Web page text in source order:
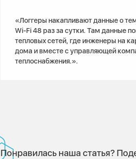
«Логгеры накапливают данные о
Wi-Fi 48 раз за сутки. Там данные
тепловых сетей, где инженеры на
дома и вместе с управляющей
теплоснабжения.».
Понравилась наша статья?